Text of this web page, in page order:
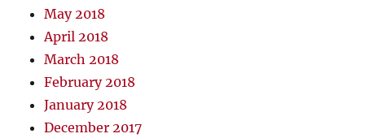
May 2018
April 2018
March 2018
February 2018
January 2018
December 2017